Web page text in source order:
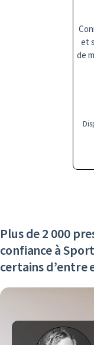
et
de
Plus de 2 000
confiance à
certains d’entre